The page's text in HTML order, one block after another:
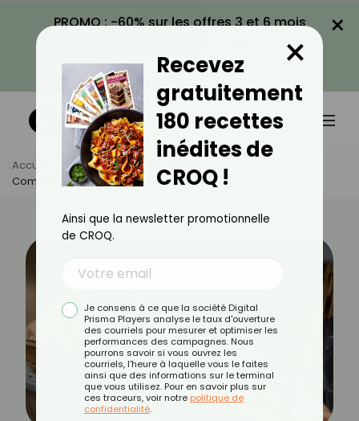
PROMO : -60% sur les offres 3 et 6 mois
VOIR LA PROMO
×
Accueil Actus
Astuces Culinaires
Comment Cuisiner L'ail Nouveau ?
Recevez
gratuitement
180 recettes
inédites de
CROQ !
×
Ainsi que la newsletter promotionnelle
de CROQ.
Je consens à ce que la société Digital
Prisma Players analyse le taux d'ouverture
des courriels pour mesurer et optimiser les
performances des campagnes. Nous
pourrons savoir si vous ouvrez les
courriels, l'heure à laquelle vous le faites
ainsi que des informations sur le terminal
que vous utilisez. Pour en savoir plus sur
ces traceurs, voir notre politique de
confidentialité.